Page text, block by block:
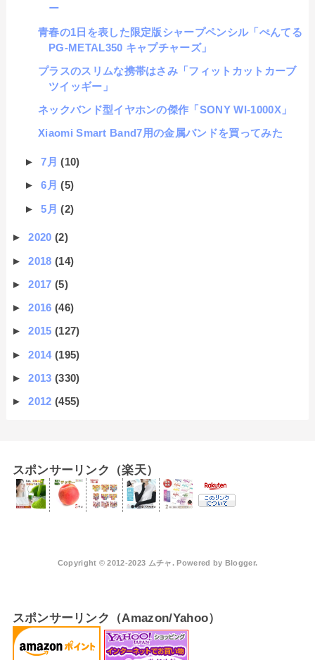
ー
青春の1日を表した限定版シャープペンシル「ぺんてる
PG-METAL350 キャプチャーズ」
プラスのスリムな携帯はさみ「フィットカットカーブ
ツイッギー」
ネックバンド型イヤホンの傑作「SONY WI-1000X」
Xiaomi Smart Band7用の金属バンドを買ってみた
►7月(10)
►6月(5)
►5月(2)
►2020(2)
►2018(14)
►2017(5)
►2016(46)
►2015(127)
►2014(195)
►2013(330)
►2012(455)
スポンサーリンク（楽天）
Copyright © 2012-2023 ムチャ. Powered by Blogger.
スポンサーリンク（Amazon/Yahoo）